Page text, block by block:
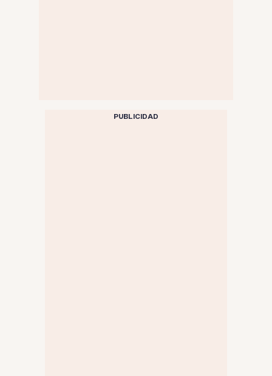
PUBLICIDAD